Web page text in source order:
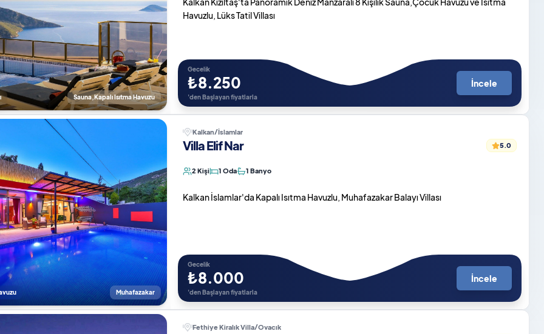
Sauna,Kapalı Isıtma Havuzu
Havuzlu, Lüks Tatil Villası
Gecelik
₺8.250
'den Başlayan fiyatlarla
İncele
Muhafazakar
Kalkan/İslamlar
Villa Elif Nar 5.0
2 Kişi 1 Oda 1 Banyo
Kalkan İslamlar'da Kapalı Isıtma Havuzlu, Muhafazakar Balayı Villası
Gecelik
₺8.000
'den Başlayan fiyatlarla
İncele
Fethiye Kiralık Villa/Ovacık